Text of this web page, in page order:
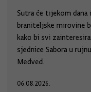
Sutra će tijekom dana
braniteljske mirovine
kako bi svi
sjednice Sabora u
Medved.
06.08.2026.